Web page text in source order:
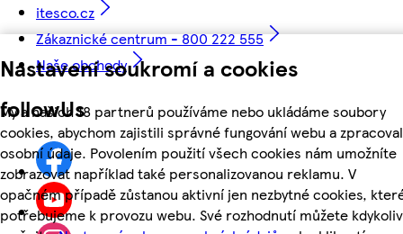
Nastavení soukromí a cookies
My a našich 18 partnerů používáme nebo ukládáme soubory
cookies, abychom zajistili správné fungování webu a
osobní údaje. Povolením použití všech cookies nám umožníte
zobrazovat například také personalizovanou reklamu. V
opačném případě zůstanou aktivní jen nezbytné cookies,
potřebujeme k provozu webu. Své rozhodnutí můžete kdykoliv
itesco.cz
Zákaznické centrum - 800 222 555
Naše obchody
followUs